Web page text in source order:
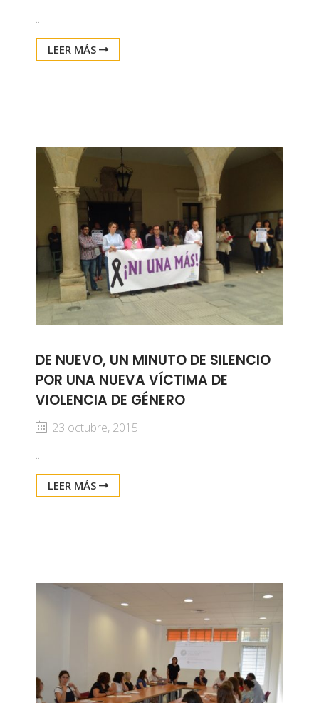
...
LEER MÁS
DE NUEVO, UN MINUTO DE SILENCIO
POR UNA NUEVA VÍCTIMA DE
VIOLENCIA DE GÉNERO
23 octubre, 2015
...
LEER MÁS